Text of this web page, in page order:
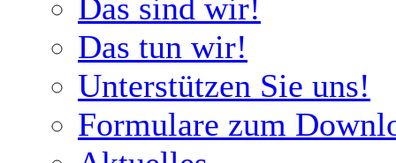
Das sind wir!
Das tun wir!
Unterstützen Sie uns!
Formulare zum